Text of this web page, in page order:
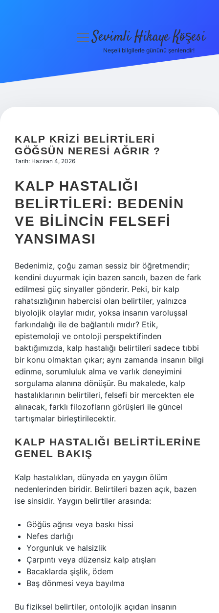
Hakkımızda
menüyüSevimli Hikaye Köşesi
Neşeli bilgilerle gününü şenlendir!
KALP KRIZI BELIRTILERI
GÖĞSÜN NERESI AĞRIR ?
Tarih: Haziran 4, 2026
KALP HASTALIĞI
BELIRTILERI: BEDENIN
VE BILINCIN FELSEFI
YANSIMASI
Bedenimiz, çoğu zaman sessiz bir öğretmendir;
kendini duyurmak için bazen sancılı, bazen de fark
edilmesi güç sinyaller gönderir. Peki, bir kalp
rahatsızlığının habercisi olan belirtiler, yalnızca
biyolojik olaylar mıdır, yoksa insanın varoluşsal
farkındalığı ile de bağlantılı mıdır? Etik,
epistemoloji ve ontoloji perspektifinden
baktığımızda, kalp hastalığı belirtileri sadece tıbbi
bir konu olmaktan çıkar; aynı zamanda insanın bilgi
edinme, sorumluluk alma ve varlık deneyimini
sorgulama alanına dönüşür. Bu makalede, kalp
hastalıklarının belirtileri, felsefi bir mercekten ele
alınacak, farklı filozofların görüşleri ile güncel
tartışmalar birleştirilecektir.
KALP HASTALIĞI BELIRTILERINE
GENEL BAKIŞ
Kalp hastalıkları, dünyada en yaygın ölüm
nedenlerinden biridir. Belirtileri bazen açık, bazen
ise sinsidir. Yaygın belirtiler arasında:
Göğüs ağrısı veya baskı hissi
Nefes darlığı
Yorgunluk ve halsizlik
Çarpıntı veya düzensiz kalp atışları
Bacaklarda şişlik, ödem
Baş dönmesi veya bayılma
Bu fiziksel belirtiler, ontolojik açıdan insanın